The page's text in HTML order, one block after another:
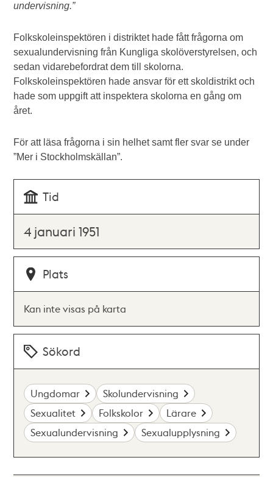
undervisning.”
Folkskoleinspektören i distriktet hade fått frågorna om
sexualundervisning från Kungliga skolöverstyrelsen, och
sedan vidarebefordrat dem till skolorna.
Folkskoleinspektören hade ansvar för ett skoldistrikt och
hade som uppgift att inspektera skolorna en gång om
året.
För att läsa frågorna i sin helhet samt fler svar se under
”Mer i Stockholmskällan”.
Tid
4 januari 1951
Plats
Kan inte visas på karta
Sökord
Ungdomar
Skolundervisning
Sexualitet
Folkskolor
Lärare
Sexualundervisning
Sexualupplysning